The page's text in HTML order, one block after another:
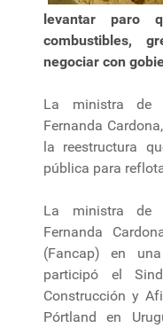
levantar paro
combustibles,
negociar con
La ministra de
Fernanda
la reestructura
pública para
La ministra de
Fernanda
(Fancap) en
participó el
Construcción y
Pórtland en